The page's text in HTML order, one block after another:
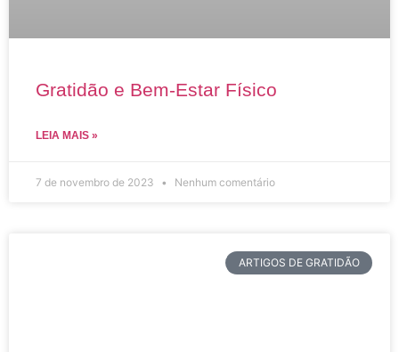
Gratidão e Bem-Estar Físico
LEIA MAIS »
7 de novembro de 2023 Nenhum comentário
ARTIGOS DE GRATIDÃO